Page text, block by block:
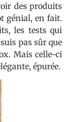
des produits
génial, en fait.
les tests qui
pas sûr que
Mais celle-ci
épurée.